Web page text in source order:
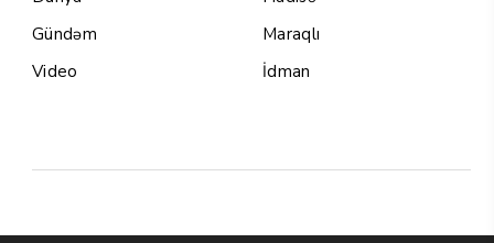
Gündəm
Video
Maraqlı
İdman